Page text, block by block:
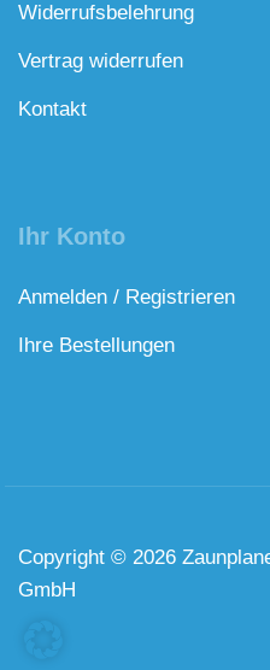
Widerrufsbelehrung
Vertrag widerrufen
Kontakt
Ihr Konto
Anmelden / Registrieren
Ihre Bestellungen
Copyright © 2026
GmbH